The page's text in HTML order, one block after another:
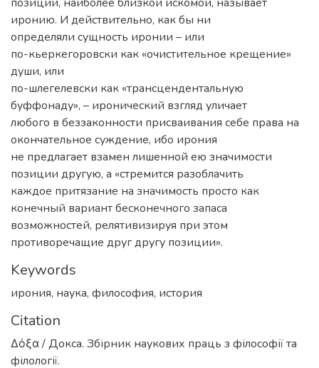
иронию. И действительно, как бы ни
определяли сущность иронии – или
по-кьеркегоровски как «очистительное крещение»
души, или
по-шлегелевски как «трансцендентальную
буффонаду», – иронический взгляд уличает
любого в беззаконности присваивания себе права на
окончательное суждение, ибо ирония
не предлагает взамен лишенной ею значимости
позиции другую, а «стремится разоблачить
каждое притязание на значимость просто как
конечный вариант бесконечного запаса
возможностей, релятивизируя при этом
противоречащие друг другу позиции».
Keywords
ирония, наука, философия, история
Citation
Δόξα / Докса. Збірник наукових праць з філософії та
філології.